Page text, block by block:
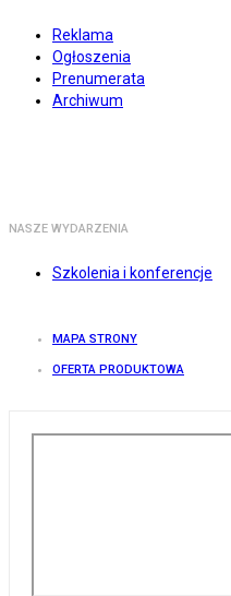
Reklama
Ogłoszenia
Prenumerata
Archiwum
NASZE WYDARZENIA
Szkolenia i konferencje
MAPA STRONY
OFERTA PRODUKTOWA